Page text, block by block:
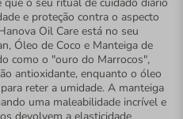
e proteção contra o aspecto
Oil Care está no seu
Óleo de Coco e Manteiga de
como o "ouro do Marrocos",
antioxidante, enquanto o óleo
reter a umidade. A manteiga
uma maleabilidade incrível e